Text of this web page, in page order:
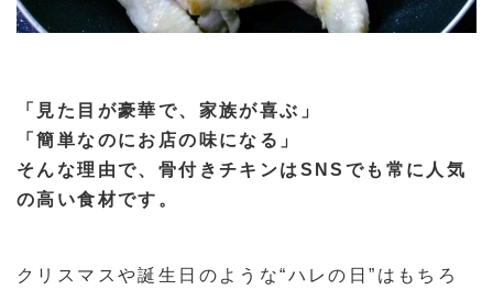
「見た目が豪華で、家族が喜ぶ」
「簡単なのにお店の味になる」
そんな理由で、骨付きチキンはSNSでも常に人気
の高い食材です。
クリスマスや誕生日のような“ハレの日”はもちろ